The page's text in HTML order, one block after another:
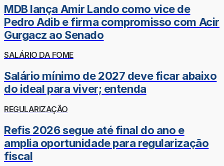
MDB lança Amir Lando como vice de
Pedro Adib e firma compromisso com Acir
Gurgacz ao Senado
SALÁRIO DA FOME
Salário mínimo de 2027 deve ficar abaixo
do ideal para viver; entenda
REGULARIZAÇÃO
Refis 2026 segue até final do ano e
amplia oportunidade para regularização
fiscal